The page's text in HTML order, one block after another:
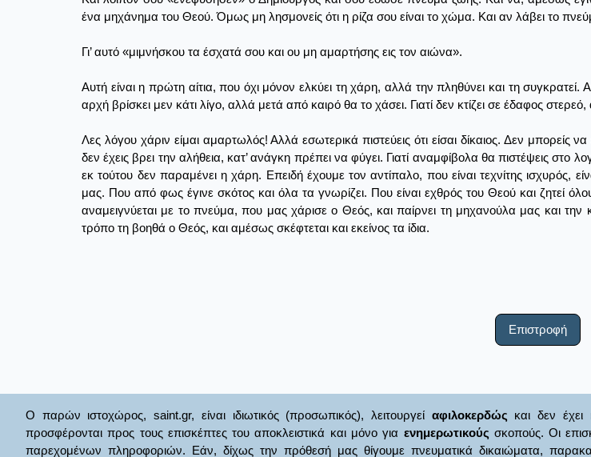
ένα μηχάνημα του Θεού. Όμως μη λησμονείς ότι η ρίζα σου είναι το χώμα. Και αν λάβει το
Γι’ αυτό «μιμνήσκου τα έσχατά σου και ου μη αμαρτήσης εις τον αιώνα».
Αυτή είναι η πρώτη αίτια, που όχι μόνον ελκύει τη χάρη, αλλά την πληθύνει και τη
αρχή βρίσκει μεν κάτι λίγο, αλλά μετά από καιρό θα το χάσει. Γιατί δεν κτίζει σε έδαφος
Λες λόγου χάριν είμαι αμαρτωλός! Αλλά εσωτερικά πιστεύεις ότι είσαι δίκαιος. Δεν μπορείς
δεν έχεις βρει την αλήθεια, κατ’ ανάγκη πρέπει να φύγει. Γιατί αναμφίβολα θα πιστέψεις στο
εκ τούτου δεν παραμένει η χάρη. Επειδή έχουμε τον αντίπαλο, που είναι τεχνίτης ισχυρός,
μας. Που από φως έγινε σκότος και όλα τα γνωρίζει. Που είναι εχθρός του Θεού και ζητεί
αναμειγνύεται με το πνεύμα, που μας χάρισε ο Θεός, και παίρνει τη μηχανούλα μας και την
τρόπο τη βοηθά ο Θεός, και αμέσως σκέφτεται και εκείνος τα ίδια.
Επιστροφή
Ο παρών ιστοχώρος, saint.gr, είναι ιδιωτικός (προσωπικός), λειτουργεί αφιλοκερδώς και δεν
προσφέρονται προς τους επισκέπτες του αποκλειστικά και μόνο για ενημερωτικούς σκοπούς. Οι
παρεχομένων πληροφοριών. Εάν, δίχως την πρόθεσή μας θίγουμε πνευματικά δικαιώματα,